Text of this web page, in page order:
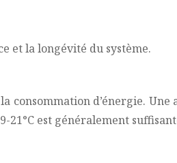
et la longévité du système.
consommation d’énergie.
21°C est généralement